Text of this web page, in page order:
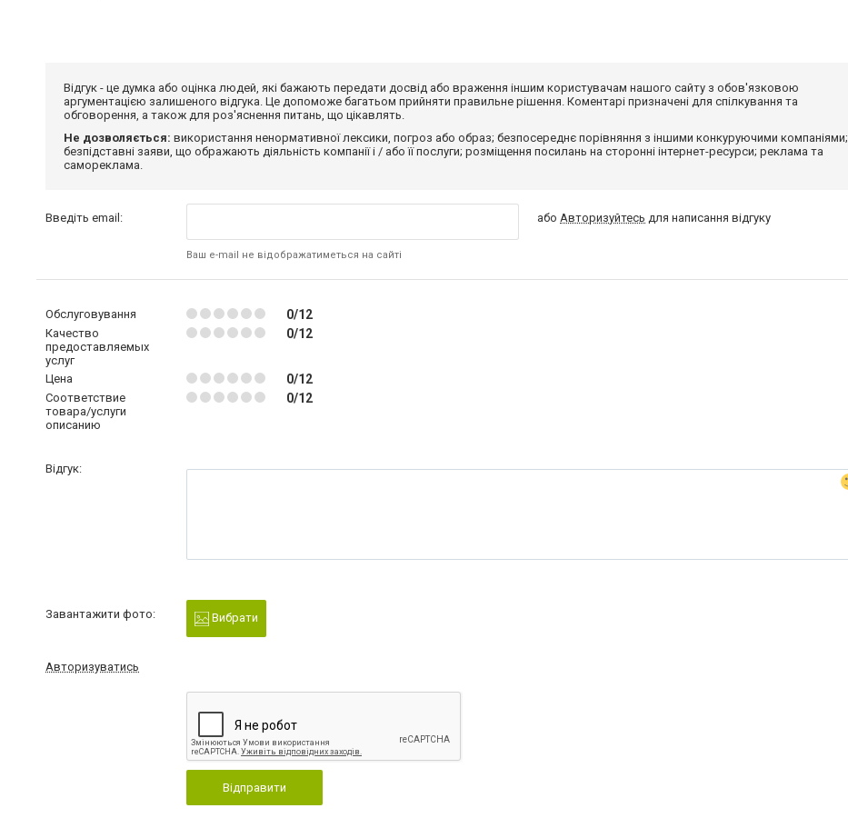
Відгук - це думка або оцінка людей, які бажають передати досвід або враження іншим користувачам нашого сайту з обов'язковою
аргументацією залишеного відгука. Це допоможе багатьом прийняти правильне рішення. Коментарі призначені для спілкування та
обговорення, а також для роз'яснення питань, що цікавлять.
Не дозволяється: використання ненормативної лексики, погроз або образ; безпосереднє порівняння з іншими конкуруючими компаніями;
безпідставні заяви, що ображають діяльність компанії і / або її послуги; розміщення посилань на сторонні інтернет-ресурси; реклама та
самореклама.
Введіть email:
Ваш e-mail не відображатиметься на сайті
абоАвторизуйтесь для написання відгуку
Обслуговування 0/12
Качество
предоставляемых
услуг
0/12
Цена 0/12
Соответствие
товара/услуги
описанию
0/12
Відгук:
Завантажити фото: Вибрати
Авторизуватись
Відправити